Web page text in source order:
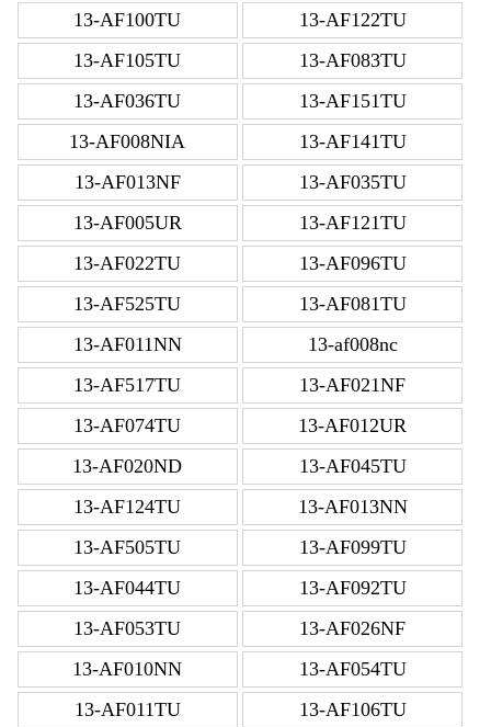
13-AF100TU
13-AF122TU
13-AF105TU
13-AF083TU
13-AF036TU
13-AF151TU
13-AF008NIA
13-AF141TU
13-AF013NF
13-AF035TU
13-AF005UR
13-AF121TU
13-AF022TU
13-AF096TU
13-AF525TU
13-AF081TU
13-AF011NN
13-af008nc
13-AF517TU
13-AF021NF
13-AF074TU
13-AF012UR
13-AF020ND
13-AF045TU
13-AF124TU
13-AF013NN
13-AF505TU
13-AF099TU
13-AF044TU
13-AF092TU
13-AF053TU
13-AF026NF
13-AF010NN
13-AF054TU
13-AF011TU
13-AF106TU